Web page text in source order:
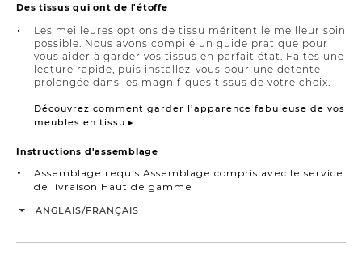
Des tissus qui ont de l'étoffe
Les meilleures options de tissu méritent le meilleur soin
possible. Nous avons compilé un guide pratique pour
vous aider à garder vos tissus en parfait état. Faites une
lecture rapide, puis installez-vous pour une détente
prolongée dans les magnifiques tissus de votre choix.
Découvrez comment garder l’apparence fabuleuse de vos
meubles en tissu ▸
Instructions d'assemblage
Assemblage requis Assemblage compris avec le service
de livraison Haut de gamme
ANGLAIS/FRANÇAIS